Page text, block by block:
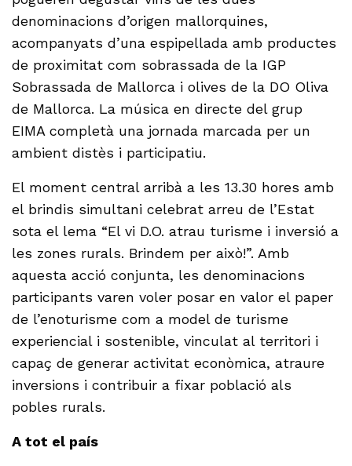
denominacions d’origen mallorquines,
acompanyats d’una espipellada amb productes
de proximitat com sobrassada de la IGP
Sobrassada de Mallorca i olives de la DO Oliva
de Mallorca. La música en directe del grup
EIMA completà una jornada marcada per un
ambient distès i participatiu.
El moment central arribà a les 13.30 hores amb
el brindis simultani celebrat arreu de l’Estat
sota el lema “El vi D.O. atrau turisme i inversió a
les zones rurals. Brindem per això!”. Amb
aquesta acció conjunta, les denominacions
participants varen voler posar en valor el paper
de l’enoturisme com a model de turisme
experiencial i sostenible, vinculat al territori i
capaç de generar activitat econòmica, atraure
inversions i contribuir a fixar població als
pobles rurals.
A tot el país